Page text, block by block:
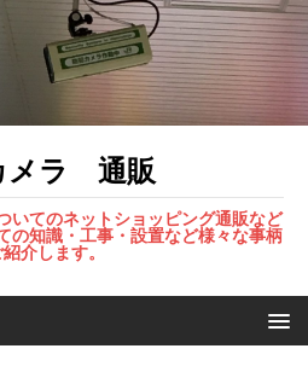
メラ 通販
いてのネットショッピング通販など
の知識・工事・設置など様々な事柄
紹介します。